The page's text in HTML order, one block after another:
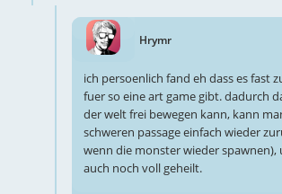
Hrymr
ich persoenlich fand eh dass es fast
fuer so eine art game gibt. dadurch
der welt frei bewegen kann, kann
schweren passage einfach wieder
wenn die monster wieder spawnen),
auch noch voll geheilt.